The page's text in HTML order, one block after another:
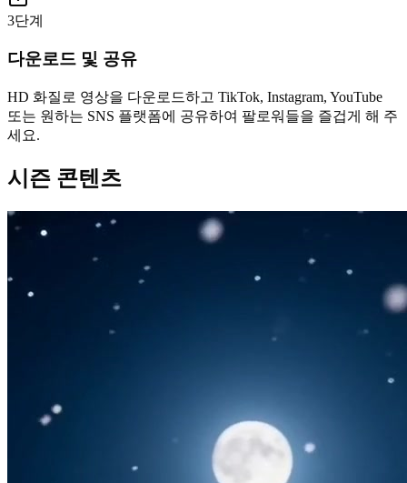
3단계
다운로드 및 공유
HD 화질로 영상을 다운로드하고 TikTok, Instagram, YouTube
또는 원하는 SNS 플랫폼에 공유하여 팔로워들을 즐겁게 해 주
세요.
시즌 콘텐츠